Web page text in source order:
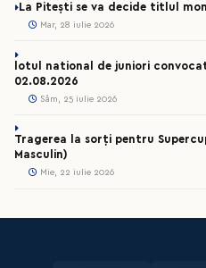
La Pitești se va decide titlul
Mar, 28 iulie 2026
lotul national de juniori
02.08.2026
Sâm, 25 iulie 2026
Tragerea la sorți pentru
Masculin)
Mie, 22 iulie 2026